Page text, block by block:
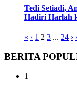
Tedi Setiadi,
Hadiri Harlah
« ‹ 1 2 3 ... 24 ›
BERITA
1